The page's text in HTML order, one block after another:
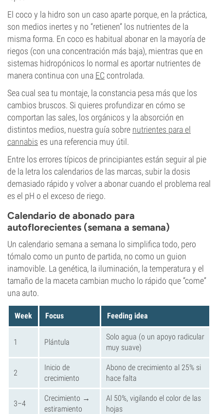
El coco y la hidro son un caso aparte porque, en la práctica,
son medios inertes y no “retienen” los nutrientes de la
misma forma. En coco es habitual abonar en la mayoría de
riegos (con una concentración más baja), mientras que en
sistemas hidropónicos lo normal es aportar nutrientes de
manera continua con una EC controlada.
Sea cual sea tu montaje, la constancia pesa más que los
cambios bruscos. Si quieres profundizar en cómo se
comportan las sales, los orgánicos y la absorción en
distintos medios, nuestra guía sobre nutrientes para el
cannabis es una referencia muy útil.
Entre los errores típicos de principiantes están seguir al pie
de la letra los calendarios de las marcas, subir la dosis
demasiado rápido y volver a abonar cuando el problema real
es el pH o el exceso de riego.
Calendario de abonado para
autoflorecientes (semana a semana)
Un calendario semana a semana lo simplifica todo, pero
tómalo como un punto de partida, no como un guion
inamovible. La genética, la iluminación, la temperatura y el
tamaño de la maceta cambian mucho lo rápido que “come”
una auto.
Week Focus Feeding idea
1 Plántula
Solo agua (o un apoyo radicular
muy suave)
2
Inicio de
crecimiento
Abono de crecimiento al 25% si
hace falta
3–4
Crecimiento →
estiramiento
Al 50%, vigilando el color de las
hojas